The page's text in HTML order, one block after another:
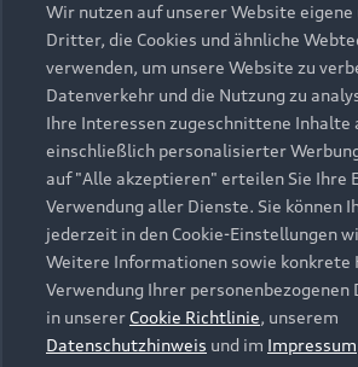
Alle Modelle
Modelle vergleichen
Elektromodelle
Plug-in-Hybride
Kaufen & leasen
Neuwagensuche
Gebrauchtwagensuche
Gebrauchtwagen
Finanzierung
Aktionen & Angebote
Geschäftskunden
Service & Zubehör
Saisonale Angebote
Audi Services
Garantie
Audi digital services
myAudi
Support
Kundenservice
Händlersuche
Audi Code
Über Audi
Unternehmen
Karriere
Wir nutzen auf unserer Website eigene
Dritter, die Cookies und ähnliche
verwenden, um unsere Website zu
Datenverkehr und die Nutzung zu
Ihre Interessen zugeschnittene Inhalte
einschließlich personalisierter
auf "Alle akzeptieren" erteilen Sie Ihre
Verwendung aller Dienste. Sie können
jederzeit in den Cookie-Einstellungen
Weitere Informationen sowie konkrete
Verwendung Ihrer personenbezogenen
in unserer Cookie Richtlinie, unserem
Datenschutzhinweis und im Impressum